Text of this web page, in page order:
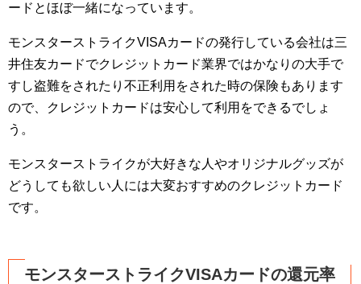
ードとほぼ一緒になっています。
モンスターストライクVISAカードの発行している会社は三
井住友カードでクレジットカード業界ではかなりの大手で
すし盗難をされたり不正利用をされた時の保険もあります
ので、クレジットカードは安心して利用をできるでしょ
う。
モンスターストライクが大好きな人やオリジナルグッズが
どうしても欲しい人には大変おすすめのクレジットカード
です。
モンスターストライクVISAカードの還元率